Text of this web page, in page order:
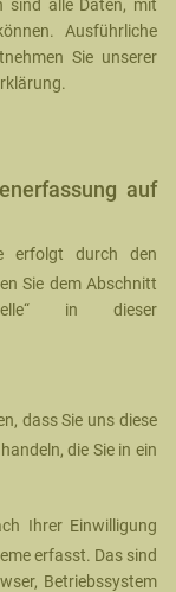
sind alle Daten, mit
Ausführliche
Sie unserer
auf
erfolgt durch den
Sie dem Abschnitt
in dieser
dass Sie uns diese
die Sie in ein
Ihrer Einwilligung
erfasst. Das sind
Betriebssystem